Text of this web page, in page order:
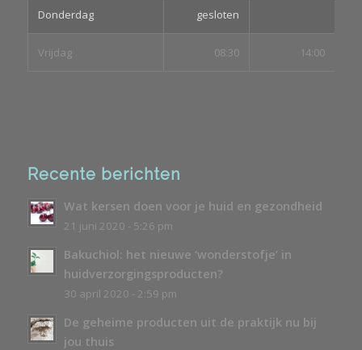
Donderdag gesloten
Vrijdag 08:30 14:00
Recente berichten
Wat kersen doen voor je huid en gezondheid
21 juni 2020 - 5:26 pm
Bakuchiol: het nieuwe ‘wonderstofje’ in
huidverzorgingsproducten?
30 april 2020 - 2:59 pm
De geheime producten uit de praktijk nu bij
jou thuis